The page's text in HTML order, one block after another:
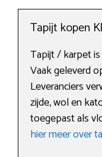
Tapijt kopen
Tapijt / karpet
Vaak geleverd
Leveranciers
zijde, wol en
toegepast als
hier meer over